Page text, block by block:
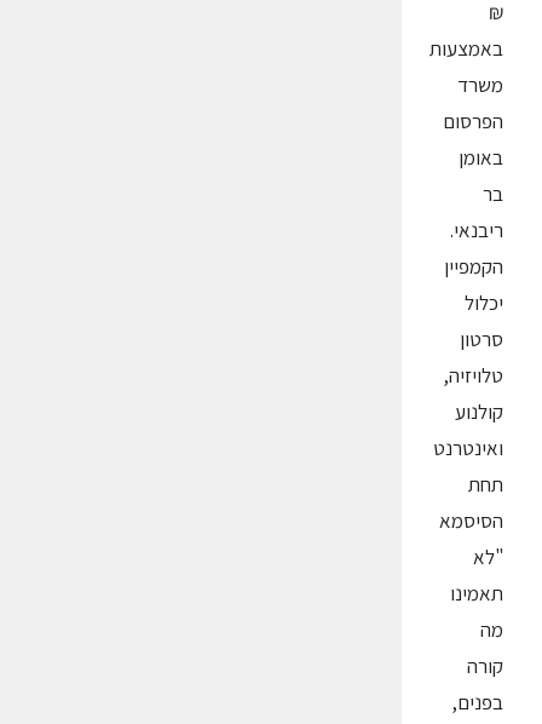
₪
באמצעות
משרד
הפרסום
באומן
בר
ריבנאי.
הקמפיין
יכלול
סרטון
טלויזיה,
קולנוע
ואינטרנט
תחת
הסיסמא
"לא
תאמינו
מה
קורה
בפנים,